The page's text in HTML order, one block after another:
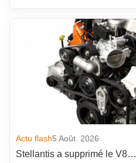
Actu flash5 Août. 2026
Stellantis a supprimé le V8…